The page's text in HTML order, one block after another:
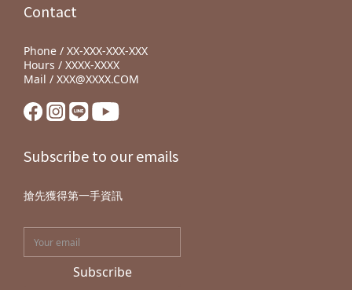
Contact
Phone / XX-XXX-XXX-XXX
Hours / XXXX-XXXX
Mail / XXX@XXXX.COM
Subscribe to our emails
搶先獲得第一手資訊
Subscribe